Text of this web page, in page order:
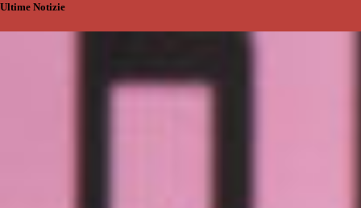
Ultime Notizie